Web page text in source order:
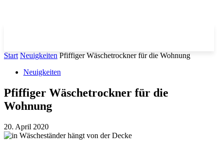
Start Neuigkeiten Pfiffiger Wäschetrockner für die Wohnung
Neuigkeiten
Pfiffiger Wäschetrockner für die
Wohnung
20. April 2020